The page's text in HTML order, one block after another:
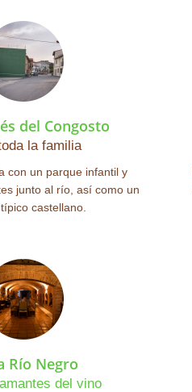
del Congosto
la familia
con un parque infantil y
junto al río, así como un
castellano.
Río Negro
del vino